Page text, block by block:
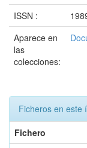
ISSN :
Aparece en
las
colecciones:
Ficheros en este
Fichero